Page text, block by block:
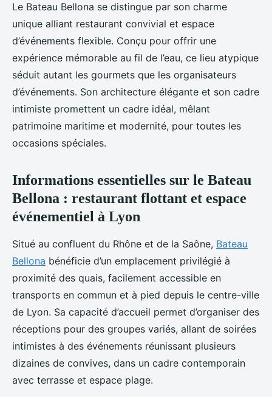
Le Bateau Bellona se distingue par son charme
unique alliant restaurant convivial et espace
d’événements flexible. Conçu pour offrir une
expérience mémorable au fil de l’eau, ce lieu atypique
séduit autant les gourmets que les organisateurs
d’événements. Son architecture élégante et son cadre
intimiste promettent un cadre idéal, mêlant
patrimoine maritime et modernité, pour toutes les
occasions spéciales.
Informations essentielles sur le Bateau
Bellona : restaurant flottant et espace
événementiel à Lyon
Situé au confluent du Rhône et de la Saône, Bateau
Bellona bénéficie d’un emplacement privilégié à
proximité des quais, facilement accessible en
transports en commun et à pied depuis le centre-ville
de Lyon. Sa capacité d’accueil permet d’organiser des
réceptions pour des groupes variés, allant de soirées
intimistes à des événements réunissant plusieurs
dizaines de convives, dans un cadre contemporain
avec terrasse et espace plage.